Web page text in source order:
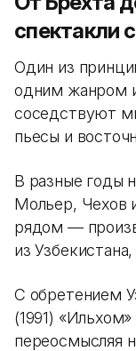
спектакли
Один из
одним жанром
соседствуют
пьесы и
В разные годы
Мольер, Чехов
рядом —
из
С обретением
(1991)
переосмысляя